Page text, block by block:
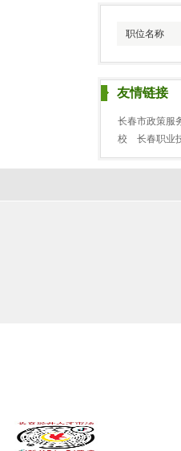
职位名称
友情链接
长春市政策服
校
长春职业